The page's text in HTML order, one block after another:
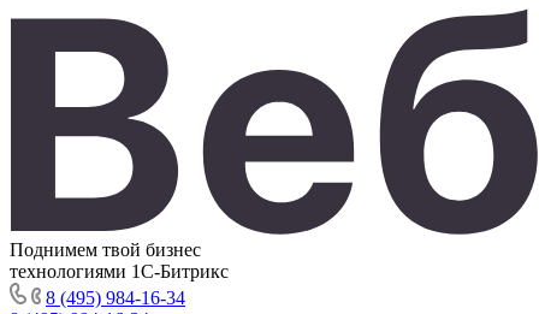
Поднимем твой бизнес
технологиями 1С-Битрикс
8 (495) 984-16-34